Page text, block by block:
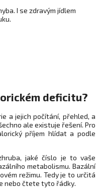
I se zdravým jídlem
deficitu?
a jejich počítání, přehled, a
ale existuje řešení. Pro
příjem hlídat a podle
jaké číslo je to vaše
metabolismu. Bazální
režimu. Tedy je to určitá
nebo čtete tyto řádky.